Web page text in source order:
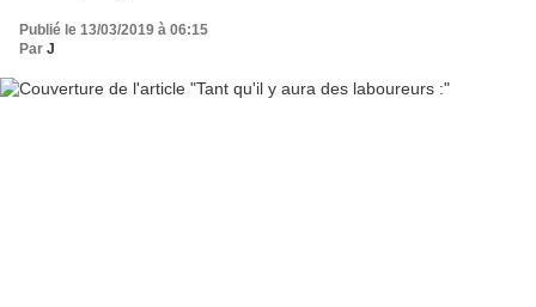
Publié le 13/03/2019 à 06:15
Par J